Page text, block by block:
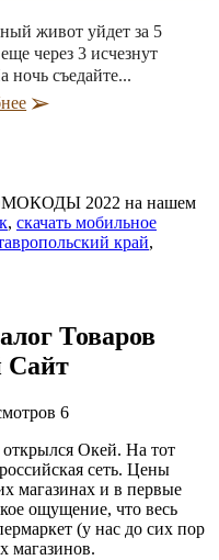
живот уйдет за 5
через 3 исчезнут
ночь съедайте...
2022 на нашем
, скачать мобильное
край,
Товаров
6
открылся Окей. На тот
сеть. Цены
магазинах и в первые
ощущение, что весь
(у нас до сих пор
магазинов.